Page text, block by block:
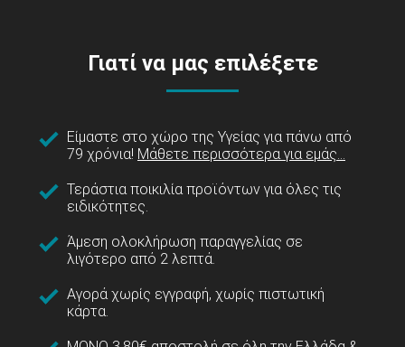
Γιατί να μας επιλέξετε
Είμαστε στο χώρο της Υγείας για πάνω από
79 χρόνια! Μάθετε περισσότερα για εμάς...
Τεράστια ποικιλία προϊόντων για όλες τις
ειδικότητες.
Άμεση ολοκλήρωση παραγγελίας σε
λιγότερο από 2 λεπτά.
Αγορά χωρίς εγγραφή, χωρίς πιστωτική
κάρτα.